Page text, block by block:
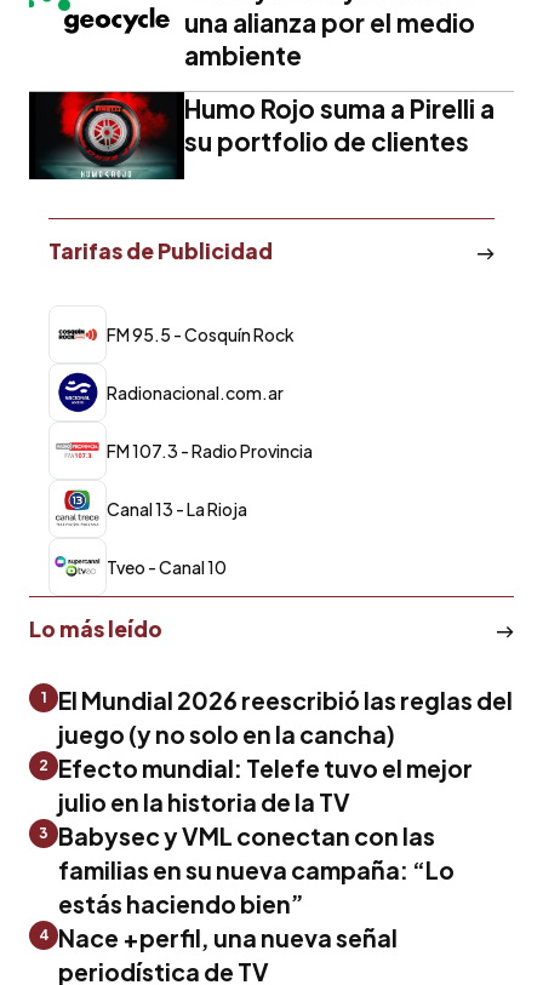
una alianza por el medio
ambiente
Humo Rojo suma a Pirelli a
su portfolio de clientes
Tarifas de Publicidad
FM 95.5 - Cosquín Rock
Radionacional.com.ar
FM 107.3 - Radio Provincia
Canal 13 - La Rioja
Tveo - Canal 10
Lo más leído
1
El Mundial 2026 reescribió las reglas del
juego (y no solo en la cancha)
2
Efecto mundial: Telefe tuvo el mejor
julio en la historia de la TV
3
Babysec y VML conectan con las
familias en su nueva campaña: “Lo
estás haciendo bien”
4 Nace +perfil, una nueva señal
periodística de TV